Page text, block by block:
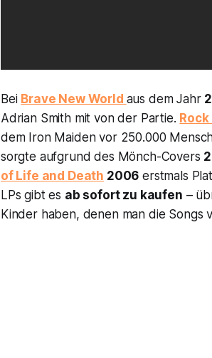
Bei Brave New World aus dem Jahr
Adrian Smith mit von der Partie.
dem Iron Maiden vor 250.000
sorgte aufgrund des Mönch-Covers
of Life and Death 2006 erstmals
LPs gibt es ab sofort zu kaufen –
Kinder haben, denen man die Songs